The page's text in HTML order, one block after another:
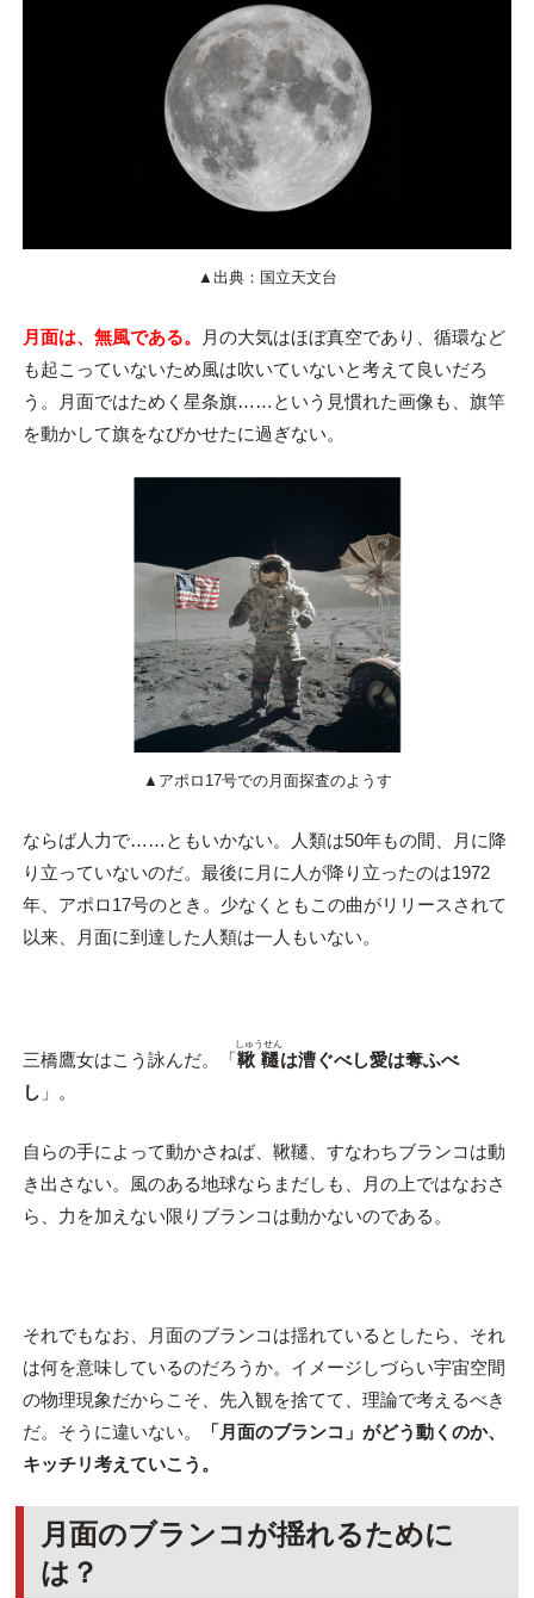
▲出典：国立天文台
月面は、無風である。
月の大気はほぼ真空であり、循環など
も起こっていないため風は吹いていないと考えて良いだろ
う。月面ではためく星条旗……という見慣れた画像も、旗竿
を動かして旗をなびかせたに過ぎない。
▲アポロ17号での月面探査のようす
ならば人力で……ともいかない。人類は50年もの間、月に降
り立っていないのだ。最後に月に人が降り立ったのは1972
年、アポロ17号のとき。少なくともこの曲がリリースされて
以来、月面に到達した人類は一人もいない。
三橋鷹女はこう詠んだ。「鞦韆
しゅうせん
は漕ぐべし愛は奪ふべ
し 」。
自らの手によって動かさねば、鞦韆、すなわちブランコは動
き出さない。風のある地球ならまだしも、月の上ではなおさ
ら、力を加えない限りブランコは動かないのである。
それでもなお、月面のブランコは揺れているとしたら、それ
は何を意味しているのだろうか。イメージしづらい宇宙空間
の物理現象だからこそ、先入観を捨てて、理論で考えるべき
だ。そうに違いない。
「月面のブランコ」がどう動くのか、
キッチリ考えていこう。
月面のブランコが揺れるために
は？